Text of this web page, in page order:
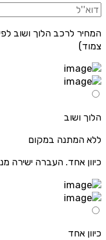
המחיר לרכב הלוך ושוב
צמוד)
הלוך ושוב
ללא המתנה במקום
כיוון אחד. העברה ישירה
כיוון אחד